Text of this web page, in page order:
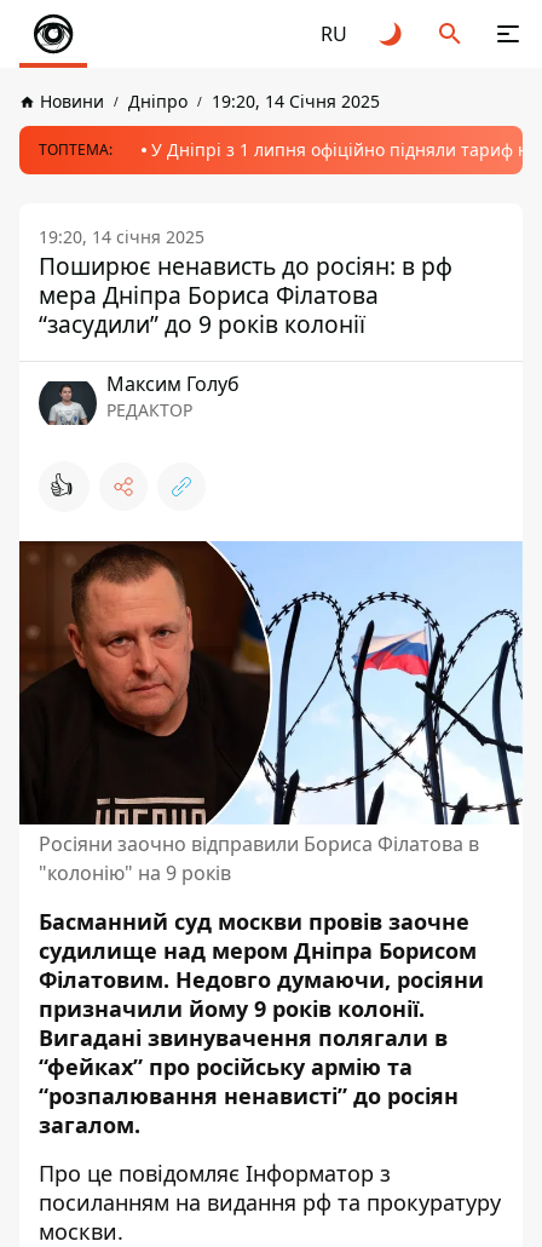
RU
Новини Дніпро 19:20, 14 Січня 2025
ТОПТЕМА: У Дніпрі з 1 липня офіційно підняли тариф
19:20, 14 січня 2025
Поширює ненависть до росіян: в рф
мера Дніпра Бориса Філатова
“засудили” до 9 років колонії
Максим Голуб
РЕДАКТОР
👍
Росіяни заочно відправили Бориса Філатова в
"колонію" на 9 років
Басманний суд москви провів заочне
судилище над мером Дніпра Борисом
Філатовим. Недовго думаючи, росіяни
призначили йому 9 років колонії.
Вигадані звинувачення полягали в
“фейках” про російську армію та
“розпалювання ненависті” до росіян
загалом.
Про це повідомляє Інформатор з
посиланням на видання рф та прокуратуру
москви.